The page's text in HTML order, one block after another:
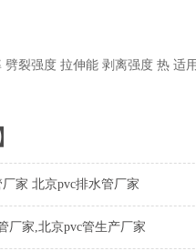
裂强度 拉伸能 剥离强度 热 适
家 北京pvc排水管厂家
厂家,北京pvc管生产厂家